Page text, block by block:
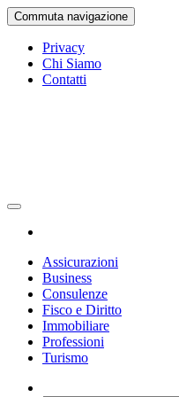
Vai
al
contenuto
Commuta navigazione
Privacy
Chi Siamo
Contatti
Assicurazioni
Business
Consulenze
Fisco e Diritto
Immobiliare
Professioni
Turismo